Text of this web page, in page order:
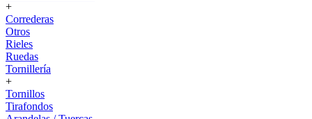
+
Correderas
Otros
Rieles
Ruedas
Tornillería
+
Tornillos
Tirafondos